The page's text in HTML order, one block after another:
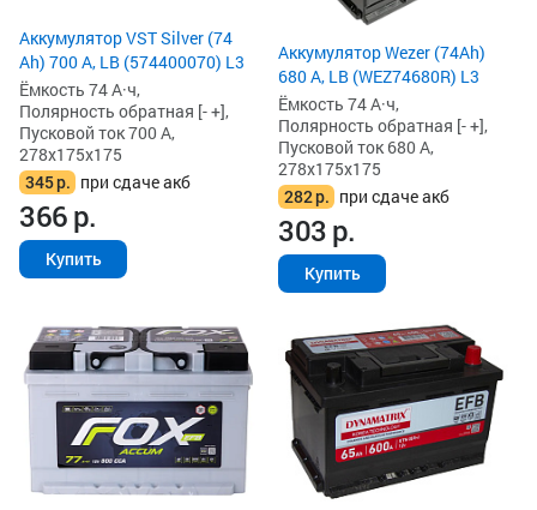
Аккумулятор VST Silver (74
Ah) 700 А, LB (574400070) L3
Ёмкость 74 А·ч,
Полярность обратная [- +],
Пусковой ток 700 А,
278x175x175
345р. при сдаче акб
366р.
Купить
Аккумулятор Wezer (74Ah)
680 А, LB (WEZ74680R) L3
Ёмкость 74 А·ч,
Полярность обратная [- +],
Пусковой ток 680 А,
278x175x175
282р. при сдаче акб
303р.
Купить